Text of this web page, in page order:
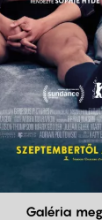
Galéria